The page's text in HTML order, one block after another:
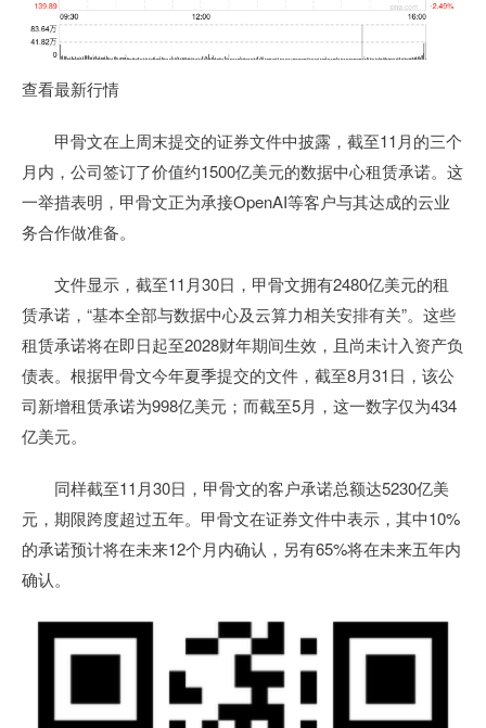
查看最新行情
甲骨文在上周末提交的证券文件中披露，截至11月的三个
月内，公司签订了价值约1500亿美元的数据中心租赁承诺。这
一举措表明，甲骨文正为承接OpenAI等客户与其达成的云业
务合作做准备。
文件显示，截至11月30日，甲骨文拥有2480亿美元的租
赁承诺，“基本全部与数据中心及云算力相关安排有关”。这些
租赁承诺将在即日起至2028财年期间生效，且尚未计入资产负
债表。根据甲骨文今年夏季提交的文件，截至8月31日，该公
司新增租赁承诺为998亿美元；而截至5月，这一数字仅为434
亿美元。
同样截至11月30日，甲骨文的客户承诺总额达5230亿美
元，期限跨度超过五年。甲骨文在证券文件中表示，其中10%
的承诺预计将在未来12个月内确认，另有65%将在未来五年内
确认。